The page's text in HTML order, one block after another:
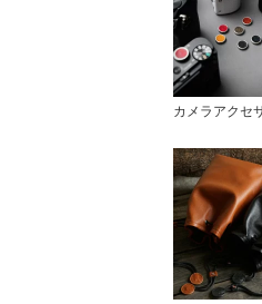
カメラアクセ